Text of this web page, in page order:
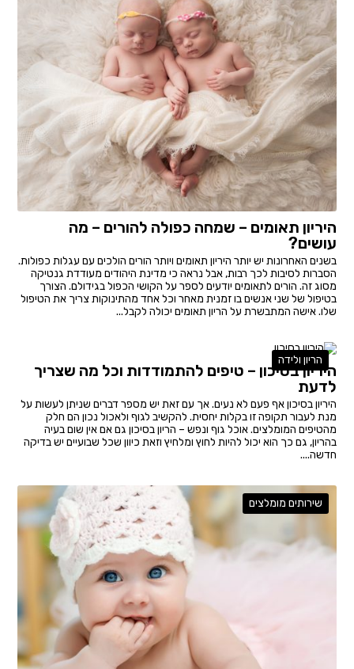
היריון תאומים – שמחה כפולה להורים – מה
עושים?
בשנים האחרונות יש יותר היריון תאומים ויותר הורים הולכים עם עגלות כפולות.
הסברות לסיבות לכך רבות, אבל נראה כי מדינת היהודים מעודדת גנטיקה
מסוג זה. הורים לתאומים יודעים לספר על הקושי הכפול בגידולם. הצורך
בטיפול של שני אנשים בו זמנית מאחר וכל אחד מהתינוקות צריך את הטיפול
שלו. אישה המתבשרת על הריון תאומים יכולה לקבל...
הריון ולידה
היריון בסיכון – טיפים להתמודדות וכל מה שצריך
לדעת
היריון בסיכון אף פעם לא נעים. אך עם זאת יש מספר דברים שניתן לעשות על
מנת לעבור תקופה זו בקלות יחסית. להקשיב לגוף ולאכול נכון הם חלק
מהטיפים המומלצים. אוכל גוף ונפש – הריון בסיכון גם אם אין שום בעיה
בהריון, גם כך הוא יכול להיות לחוץ ומלחיץ וזאת כיוון שכל שבועיים יש בדיקה
חדשה....
שירותים מומלצים